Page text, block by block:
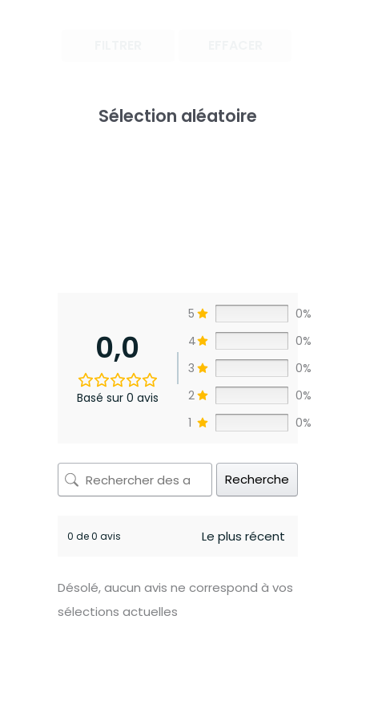
Sélection aléatoire
0,0
Basé sur 0 avis
5
0%
4
0%
3
0%
2
0%
1
0%
Recherche
0 de 0 avis
Désolé, aucun avis ne correspond à vos
sélections actuelles